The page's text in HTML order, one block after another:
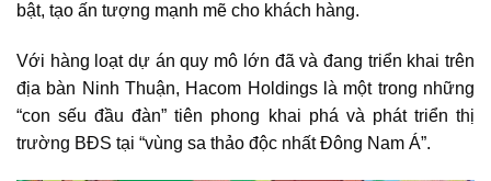
bật, tạo ấn tượng mạnh mẽ cho khách hàng.
Với hàng loạt dự án quy mô lớn đã và đang triển khai trên
địa bàn Ninh Thuận, Hacom Holdings là một trong những
“con sếu đầu đàn” tiên phong khai phá và phát triển thị
trường BĐS tại “vùng sa thảo độc nhất Đông Nam Á”.